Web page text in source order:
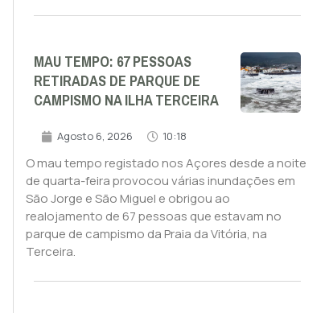
MAU TEMPO: 67 PESSOAS
RETIRADAS DE PARQUE DE
CAMPISMO NA ILHA TERCEIRA
Agosto 6, 2026 10:18
O mau tempo registado nos Açores desde a noite
de quarta-feira provocou várias inundações em
São Jorge e São Miguel e obrigou ao
realojamento de 67 pessoas que estavam no
parque de campismo da Praia da Vitória, na
Terceira.